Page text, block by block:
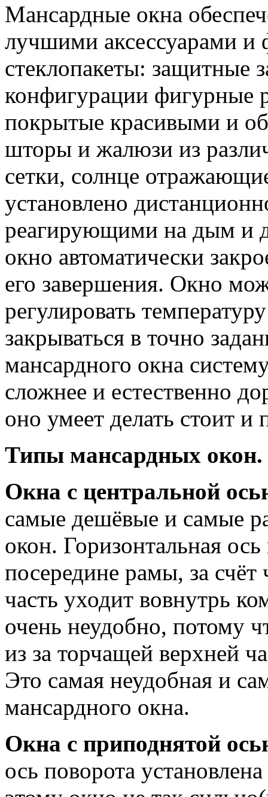
Мансардные окна
лучшими аксессуарами
стеклопакеты: защитные
конфигурации фигурные
покрытые красивыми и
шторы и жалюзи из
сетки, солнце
установлено
реагирующими на дым и
окно автоматически
его завершения. Окно
регулировать
закрываться в точно
мансардного окна
сложнее и естественно
оно умеет делать стоит и
Типы мансардных окон.
Окна с центральной
самые дешёвые и самые
окон. Горизонтальная
посередине рамы, за
часть уходит вовнутрь
очень неудобно, потому
из за торчащей верхней
Это самая неудобная и
мансардного окна.
Окна с приподнятой
ось поворота